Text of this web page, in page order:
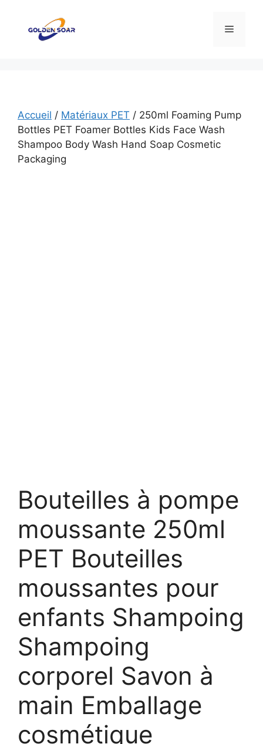
contenu
Menu
Accueil / Matériaux PET / 250ml Foaming Pump
Bottles PET Foamer Bottles Kids Face Wash
Shampoo Body Wash Hand Soap Cosmetic
Packaging
Bouteilles à pompe
moussante 250ml
PET Bouteilles
moussantes pour
enfants Shampoing
Shampoing
corporel Savon à
main Emballage
cosmétique